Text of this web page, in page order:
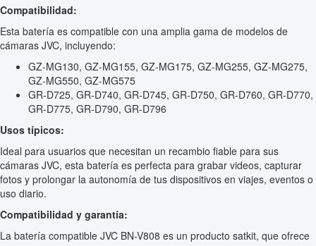
Compatibilidad:
Esta batería es compatible con una amplia gama de modelos de
cámaras JVC, incluyendo:
GZ-MG130, GZ-MG155, GZ-MG175, GZ-MG255, GZ-MG275,
GZ-MG550, GZ-MG575
GR-D725, GR-D740, GR-D745, GR-D750, GR-D760, GR-D770,
GR-D775, GR-D790, GR-D796
Usos típicos:
Ideal para usuarios que necesitan un recambio fiable para sus
cámaras JVC, esta batería es perfecta para grabar videos, capturar
fotos y prolongar la autonomía de tus dispositivos en viajes, eventos o
uso diario.
Compatibilidad y garantía:
La batería compatible JVC BN-V808 es un producto satkit, que ofrece